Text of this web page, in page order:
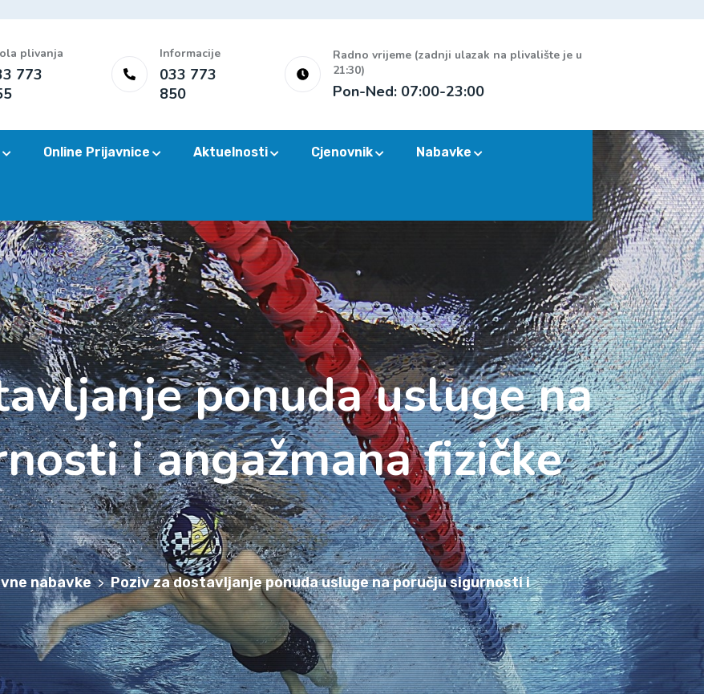
plivanja
773
Informacije
033 773
850
Radno vrijeme (zadnji ulazak na plivalište je u
21:30)
Pon-Ned: 07:00-23:00
Online Prijavnice Aktuelnosti Cjenovnik Nabavke
ponuda usluge na
i angažmana fizičke
nabavke > Poziv za dostavljanje ponuda usluge na poručju sigurnosti i